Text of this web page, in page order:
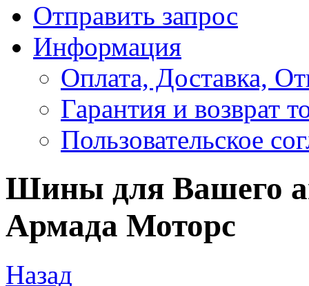
Отправить запрос
Информация
Оплата, Доставка,
Гарантия и возврат
Пользовательское
Шины для Вашего
Армада Моторс
Назад